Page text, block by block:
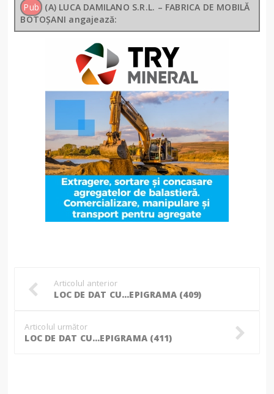
Pub (A) LUCA DAMILANO S.R.L. – FABRICA DE MOBILĂ
BOTOȘANI angajează:
Articolul anterior
LOC DE DAT CU…EPIGRAMA (409)
Articolul următor
LOC DE DAT CU…EPIGRAMA (411)